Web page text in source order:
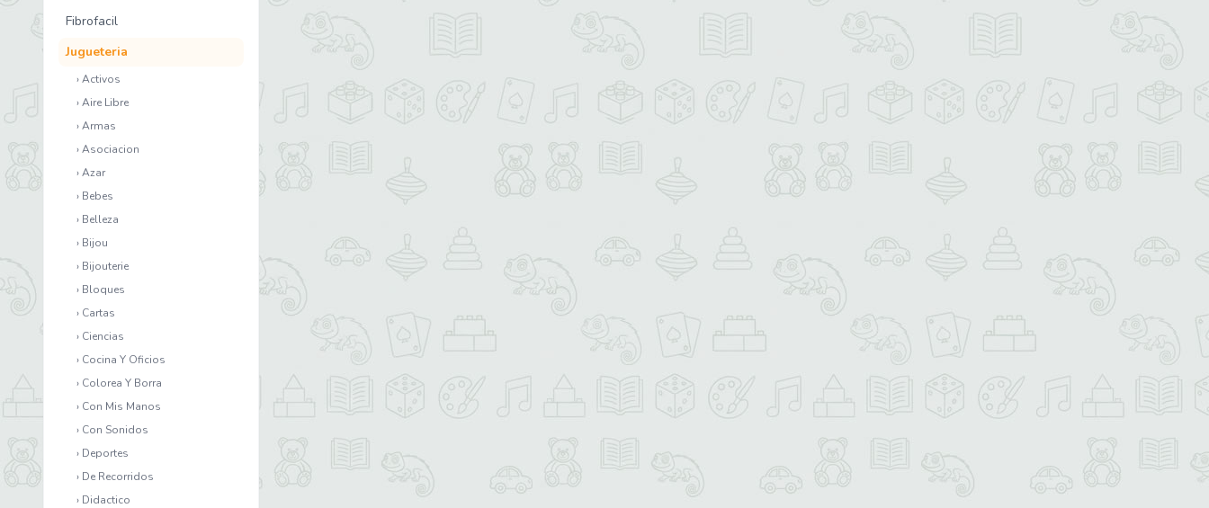
Fibrofacil
Jugueteria
› Activos
› Aire Libre
› Armas
› Asociacion
› Azar
› Bebes
› Belleza
› Bijou
› Bijouterie
› Bloques
› Cartas
› Ciencias
› Cocina Y Oficios
› Colorea Y Borra
› Con Mis Manos
› Con Sonidos
› Deportes
› De Recorridos
› Didactico